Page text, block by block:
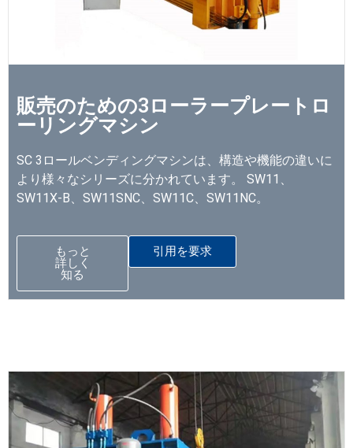
販売のための3ローラープレートロ
ーリングマシン
SC 3ロールベンディングマシンは、構造や機能の違いに
より様々なシリーズに分かれています。 SW11、
SW11X-B、SW11SNC、SW11C、SW11NC。
もっと
詳しく
知る
引用を要求